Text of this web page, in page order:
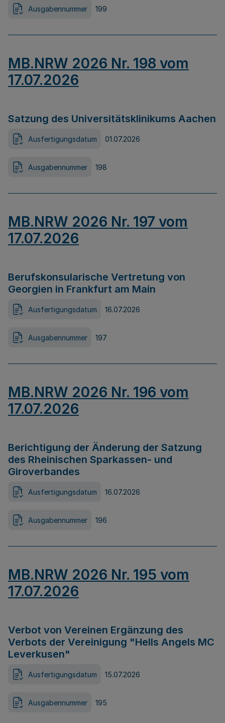
Ausgabennummer 199
MB.NRW 2026 Nr. 198 vom
17.07.2026
Satzung des Universitätsklinikums Aachen
Ausfertigungsdatum 01.07.2026
Ausgabennummer 198
MB.NRW 2026 Nr. 197 vom
17.07.2026
Berufskonsularische Vertretung von
Georgien in Frankfurt am Main
Ausfertigungsdatum 16.07.2026
Ausgabennummer 197
MB.NRW 2026 Nr. 196 vom
17.07.2026
Berichtigung der Änderung der Satzung
des Rheinischen Sparkassen- und
Giroverbandes
Ausfertigungsdatum 16.07.2026
Ausgabennummer 196
MB.NRW 2026 Nr. 195 vom
17.07.2026
Verbot von Vereinen Ergänzung des
Verbots der Vereinigung "Hells Angels MC
Leverkusen"
Ausfertigungsdatum 15.07.2026
Ausgabennummer 195